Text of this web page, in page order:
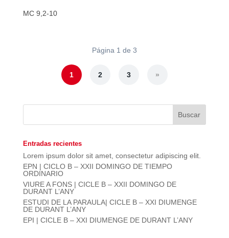
MC 9,2-10
Página 1 de 3
1 2 3 »
Entradas recientes
Lorem ipsum dolor sit amet, consectetur adipiscing elit.
EPN | CICLO B – XXII DOMINGO DE TIEMPO
ORDINARIO
VIURE A FONS | CICLE B – XXII DOMINGO DE
DURANT L’ANY
ESTUDI DE LA PARAULA| CICLE B – XXI DIUMENGE
DE DURANT L’ANY
EPI | CICLE B – XXI DIUMENGE DE DURANT L’ANY